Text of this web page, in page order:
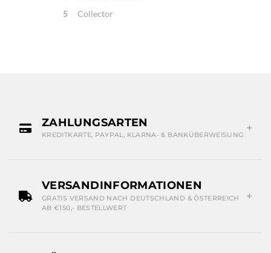
5
Collector
ZAHLUNGSARTEN
KREDITKARTE, PAYPAL, KLARNA- & BANKÜBERWEISUNG
VERSANDINFORMATIONEN
GRATIS VERSAND NACH DEUTSCHLAND & ÖSTERREICH
AB €150,- BESTELLWERT